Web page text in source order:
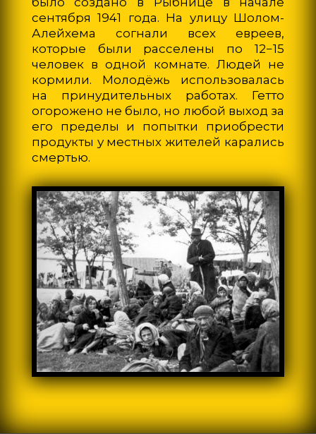
сентября 1941 года. На улицу Шолом-
Алейхема согнали всех евреев,
которые были расселены по 12−15
человек в одной комнате. Людей не
кормили. Молодёжь использовалась
на принудительных работах. Гетто
огорожено не было, но любой выход за
его пределы и попытки приобрести
продукты у местных жителей карались
смертью.